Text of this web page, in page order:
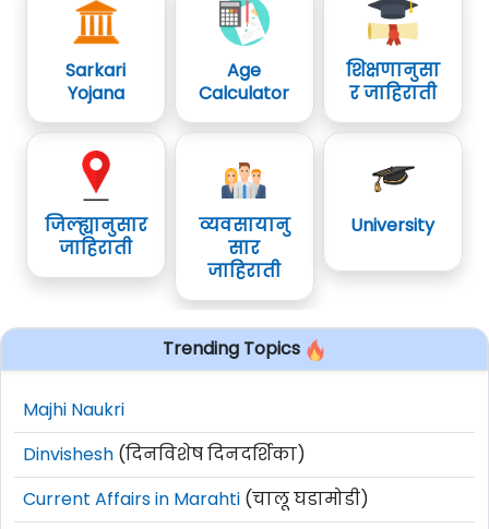
Sarkari
Yojana
Age
Calculator
शिक्षणानुसा
र जाहिराती
जिल्ह्यानुसार
जाहिराती
व्यवसायानु
सार
जाहिराती
University
Trending Topics
Majhi Naukri
Dinvishesh (दिनविशेष दिनदर्शिका)
Current Affairs in Marahti (चालू घडामोडी)